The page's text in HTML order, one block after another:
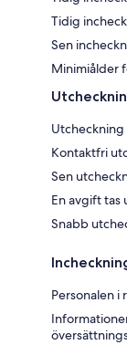
Tidig
Sen
Minimiålder
Utcheckning
Kontaktfri
Sen
En avgift tas
Snabb
Personalen i